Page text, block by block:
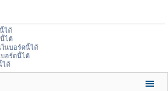
ได้
ได้
นบอร์ดนี้ได้
อร์ดนี้ได้
ได้